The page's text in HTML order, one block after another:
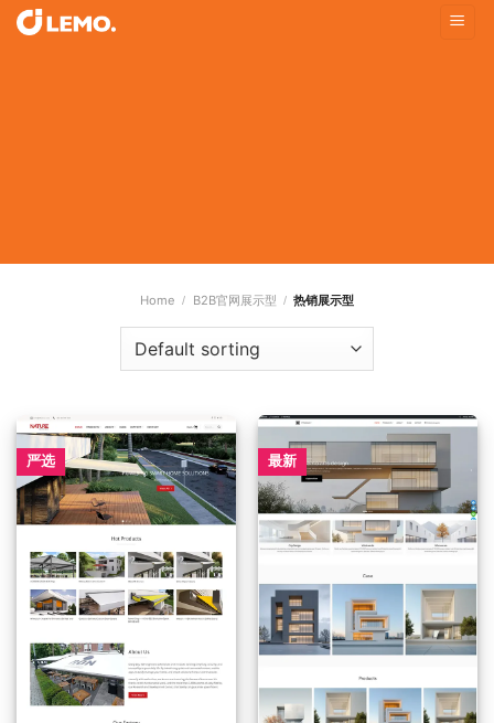
Skip
Home / B2B官网展示型 / 热销展示型
严选 最新